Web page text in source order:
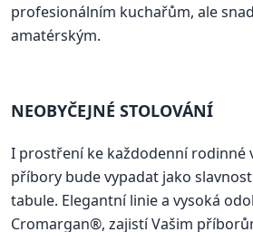
profesionálním kuchařům, ale
amatérským.
NEOBYČEJNÉ STOLOVÁNÍ
I prostření ke každodenní rodinné
příbory bude vypadat jako
tabule. Elegantní linie a vysoká
Cromargan®, zajistí Vašim